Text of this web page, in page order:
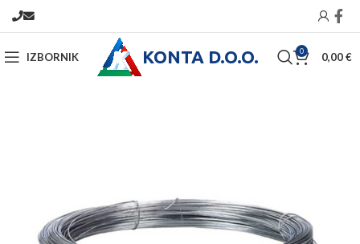
IZBORNIK KONTA D.O.O. 0 0,00€